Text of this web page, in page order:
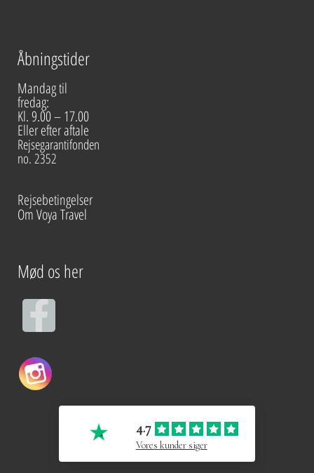
Åbningstider
Mandag til
fredag:
Kl. 9.00 – 17.00
Eller efter aftale
Rejsegarantifonden
no. 2352
Rejsebetingelser
Om Voya Travel
Mød os her
F
a
c
4.7
Vores kunder siger